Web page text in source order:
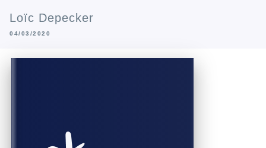
Loïc Depecker
04/03/2020